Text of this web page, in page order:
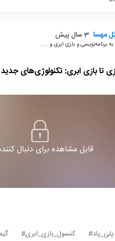
مهسا 3 سال پیش
به برنامه‌نویسی و بازی ابری و .....
تا بازی ابری: تکنولوژی‌های
قابل مشاهده برای دنبال
پلی_پاد# کنسول_بازی_ابری#